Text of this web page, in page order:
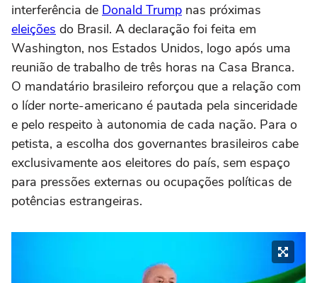
interferência de Donald Trump nas próximas
eleições do Brasil. A declaração foi feita em
Washington, nos Estados Unidos, logo após uma
reunião de trabalho de três horas na Casa Branca.
O mandatário brasileiro reforçou que a relação com
o líder norte-americano é pautada pela sinceridade
e pelo respeito à autonomia de cada nação. Para o
petista, a escolha dos governantes brasileiros cabe
exclusivamente aos eleitores do país, sem espaço
para pressões externas ou ocupações políticas de
potências estrangeiras.